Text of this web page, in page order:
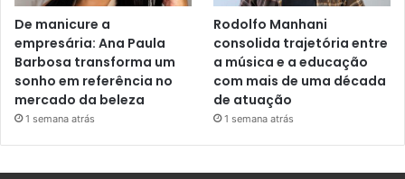
De manicure a
empresária: Ana Paula
Barbosa transforma um
sonho em referência no
mercado da beleza
1 semana atrás
Rodolfo Manhani
consolida trajetória entre
a música e a educação
com mais de uma década
de atuação
1 semana atrás